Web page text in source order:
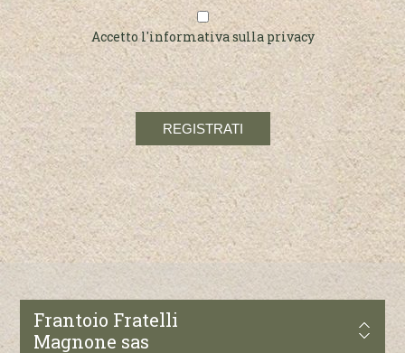
Accetto l'informativa sulla privacy
Frantoio Fratelli
Magnone sas